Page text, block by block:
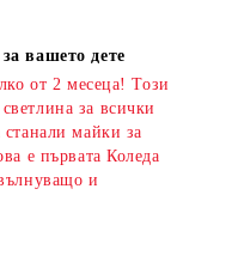
вашето дете
от 2 месеца! Този
за всички
майки за
е първата Коледа
и